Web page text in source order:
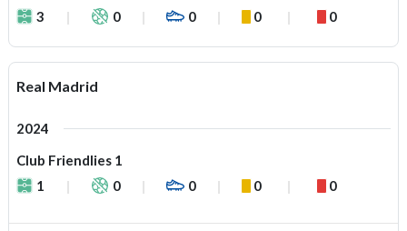
3
0 0 0 0
Real Madrid
2024
Club Friendlies 1
1
0 0 0 0